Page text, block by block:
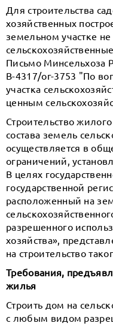
Для строительства
хозяйственных
земельном участке не
Письмо Минсельхоза
В-4317/ог-3753 "По
участка
ценным
Строительство
состава земель
осуществляется в
ограничений,
В целях
государственной
расположенный на
разрешенного
хозяйства»,
на строительство
Требования,
жилья
Строить дом на
с любым видом